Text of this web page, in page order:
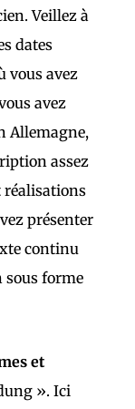
Veillez à
dates
vous avez
avez
Allemagne,
assez
réalisations
présenter
continu
sous forme
et
». Ici